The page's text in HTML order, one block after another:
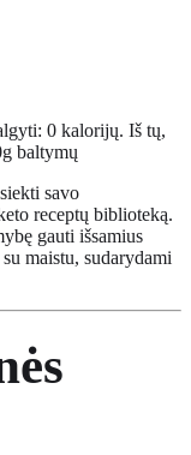
0 kalorijų. Iš tų,
g baltymų
savo
receptų biblioteką.
gauti išsamius
maistu, sudarydami